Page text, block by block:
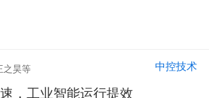
之昊等 中控技术
，工业智能运行提效